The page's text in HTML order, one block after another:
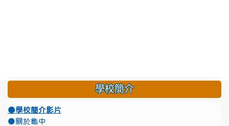
學校簡介
●學校簡介影片
●關於龜中